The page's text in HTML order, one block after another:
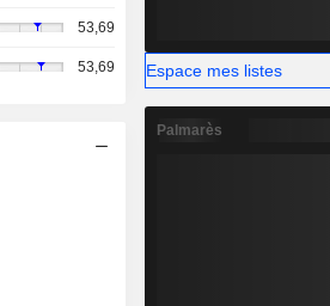
53,69
53,69 Espace mes listes
Palmarès